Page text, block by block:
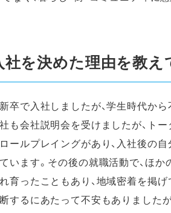
を決めた理由を教え
卒で入社しましたが、学生時代か
も会社説明会を受けましたが、ト
ールプレイングがあり、入社後の
います。その後の就職活動で、ほ
育ったこともあり、地域密着を掲
するにあたって不安もありました